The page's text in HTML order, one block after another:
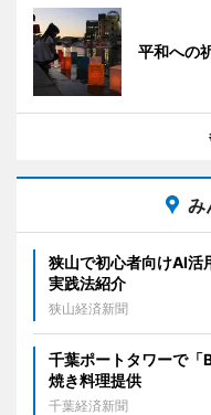
平和への
み
狭山で初心者向けAI
実践法紹介
狭山経済新聞
千葉ポートタワーで
焼き料理提供
千葉経済新聞